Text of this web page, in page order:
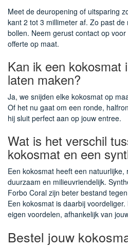
Meet de deuropening of uitsparing
kant 2 tot 3 millimeter af. Zo past
bollen. Neem gerust contact op
offerte op maat.
Kan ik een kokosmat
laten maken?
Ja, we snijden elke kokosmat op
Of het nu gaat om een ronde,
hij sluit perfect aan op jouw entree.
Wat is het verschil
kokosmat en een
Een kokosmat heeft een
duurzaam en milieuvriendelijk.
Forbo Coral zijn beter bestand
Een kokosmat is daarbij
eigen voordelen, afhankelijk van
Bestel jouw